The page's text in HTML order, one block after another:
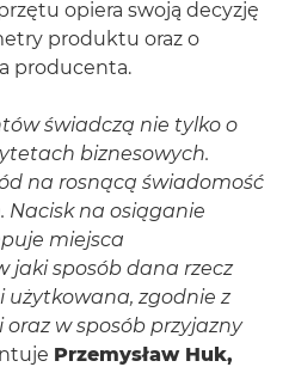
opiera swoją decyzję
produktu oraz o
producenta.
świadczą nie tylko o
biznesowych.
na rosnącą świadomość
Nacisk na osiąganie
miejsca
jaki sposób dana rzecz
użytkowana, zgodnie z
w sposób przyjazny
Przemysław Huk,